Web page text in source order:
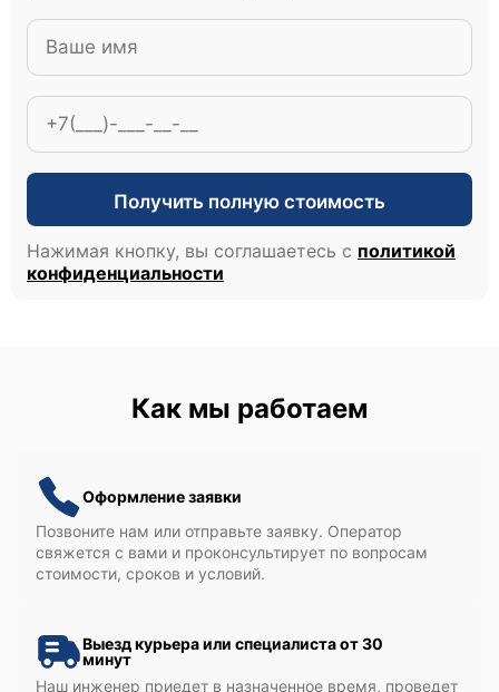
Получить полную стоимость
Нажимая кнопку, вы соглашаетесь с политикой
конфиденциальности
Как мы работаем
Оформление заявки
Позвоните нам или отправьте заявку. Оператор
свяжется с вами и проконсультирует по вопросам
стоимости, сроков и условий.
Выезд курьера или специалиста от 30
минут
Наш инженер приедет в назначенное время, проведет